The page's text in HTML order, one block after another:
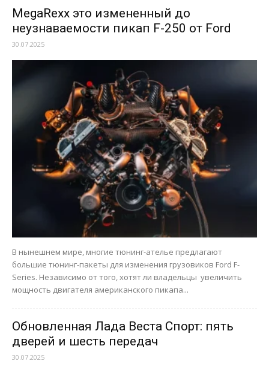
MegaRexx это измененный до
неузнаваемости пикап F-250 от Ford
30.07.2025
В нынешнем мире, многие тюнинг-ателье предлагают
большие тюнинг-пакеты для изменения грузовиков Ford F-
Series. Независимо от того, хотят ли владельцы увеличить
мощность двигателя американского пикапа...
Обновленная Лада Веста Спорт: пять
дверей и шесть передач
30.07.2025